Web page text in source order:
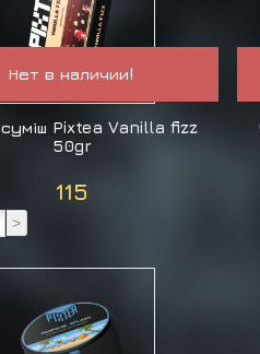
Нет в наличии!
Pixtea Vanilla fizz
50gr
115
>